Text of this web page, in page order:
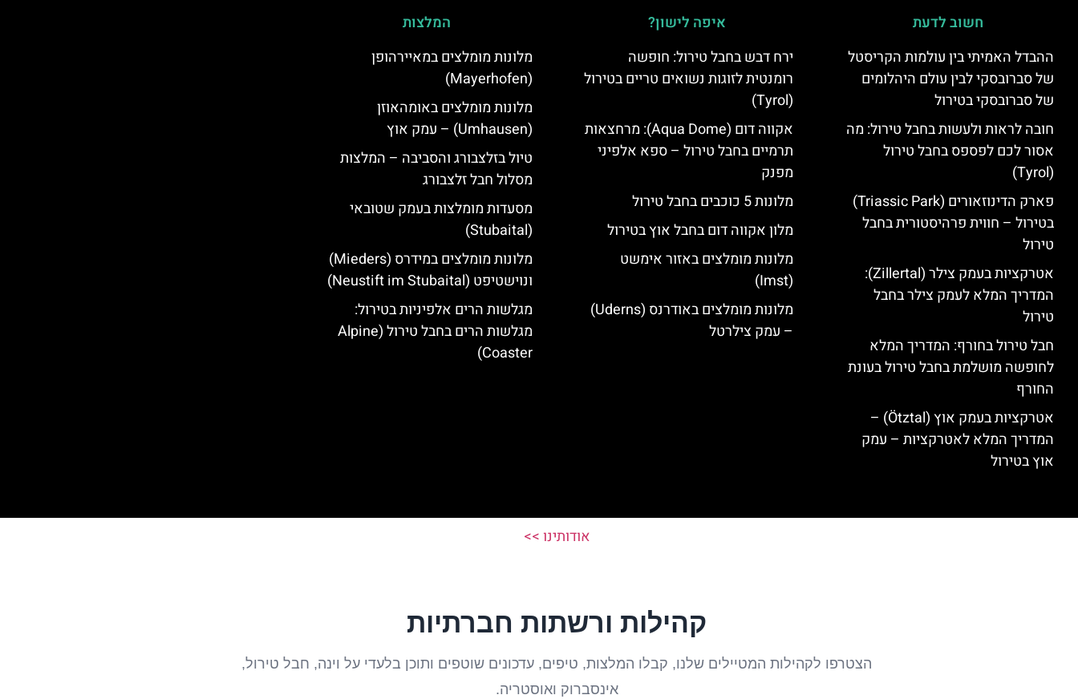
חשוב לדעת
ההבדל האמיתי בין עולמות הקריסטל
של סברובסקי לבין עולם היהלומים
של סברובסקי בטירול
חובה לראות ולעשות בחבל טירול: מה
אסור לכם לפספס בחבל טירול
(Tyrol)
פארק הדינוזאורים (Triassic Park)
בטירול – חווית פרהיסטורית בחבל
טירול
אטרקציות בעמק צילר (Zillertal):
המדריך המלא לעמק צילר בחבל
טירול
חבל טירול בחורף: המדריך המלא
לחופשה מושלמת בחבל טירול בעונת
החורף
אטרקציות בעמק אוץ (Ötztal) –
המדריך המלא לאטרקציות – עמק
אוץ בטירול
איפה לישון?
ירח דבש בחבל טירול: חופשה
רומנטית לזוגות נשואים טריים בטירול
(Tyrol)
אקווה דום (Aqua Dome): מרחצאות
תרמיים בחבל טירול – ספא אלפיני
מפנק
מלונות 5 כוכבים בחבל טירול
מלון אקווה דום בחבל אוץ בטירול
מלונות מומלצים באזור אימשט
(Imst)
מלונות מומלצים באודרנס (Uderns)
– עמק צילרטל
המלצות
מלונות מומלצים במאיירהופן
(Mayerhofen)
מלונות מומלצים באומהאוזן
(Umhausen) – עמק אוץ
טיול בזלצבורג והסביבה – המלצות
מסלול חבל זלצבורג
מסעדות מומלצות בעמק שטובאי
(Stubaital)
מלונות מומלצים במידרס (Mieders)
ונוישטיפט (Neustift im Stubaital)
מגלשות הרים אלפיניות בטירול:
מגלשות הרים בחבל טירול (Alpine
Coaster)
אודותינו >>
קהילות ורשתות חברתיות
הצטרפו לקהילות המטיילים שלנו, קבלו המלצות, טיפים, עדכונים שוטפים ותוכן בלעדי על וינה, חבל טירול,
אינסברוק ואוסטריה.